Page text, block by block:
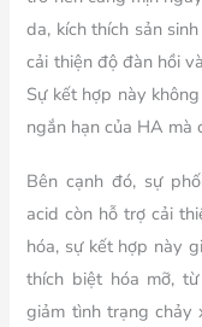
da, kích thích sản
cải thiện độ đàn hồi
Sự kết hợp này
ngắn hạn của HA mà
Bên cạnh đó, sự
acid còn hỗ trợ cải
hóa, sự kết hợp này
thích biệt hóa mỡ,
giảm tình trạng chảy